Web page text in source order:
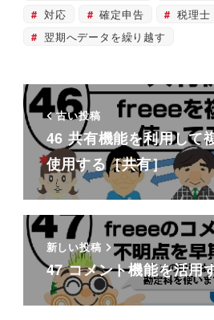
対応
確定申告
税理士
翌期へデータを繰り越す
古い投稿
46 共有機能を利用して
使用する［共有］
新しい投稿
47 コメント機能を活